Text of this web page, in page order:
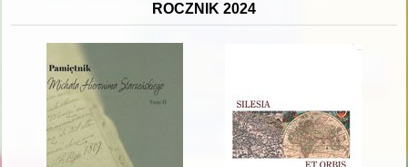
ROCZNIK 2024